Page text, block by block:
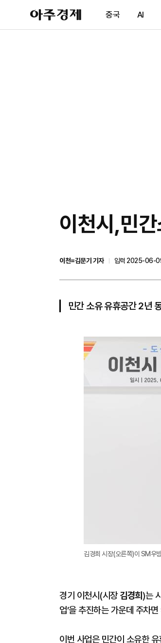
아
주
제
중국 AI
이천시,민
이천=김문기 기자
입력 2025-06-
민간 소유 유휴공간 2년
김경희 시장(오른쪽)이 SM우
경기 이천시(시장김경희)는
업’을 추진하는 가운데 주차
이번 사업은 민간이 소유한